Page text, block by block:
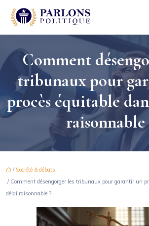
Comment
tribunaux pour
procès équitable
raisonnable
/ Société & débats
/ Comment désengorger les tribunaux pour garantir un
délai raisonnable ?